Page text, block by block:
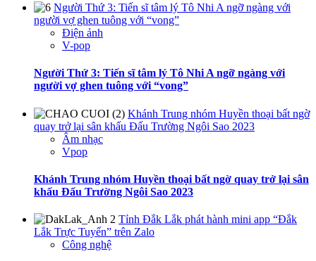
Người Thứ 3: Tiến sĩ tâm lý Tô Nhi A ngỡ ngàng với
người vợ ghen tuông với “vong”
Điện ảnh
V-pop
Người Thứ 3: Tiến sĩ tâm lý Tô Nhi A ngỡ ngàng với
người vợ ghen tuông với “vong”
Khánh Trung nhóm Huyền thoại bất ngờ
quay trở lại sân khấu Đấu Trường Ngôi Sao 2023
Âm nhạc
Vpop
Khánh Trung nhóm Huyền thoại bất ngờ quay trở lại sân
khấu Đấu Trường Ngôi Sao 2023
Tỉnh Đắk Lắk phát hành mini app “Đắk
Lắk Trực Tuyến” trên Zalo
Công nghệ